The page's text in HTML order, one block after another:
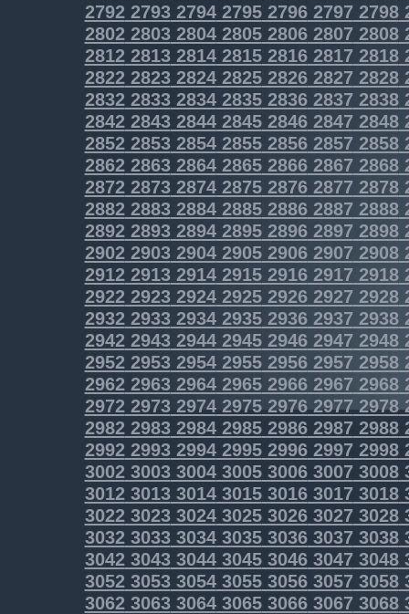
2792279327942795279627972798
2802280328042805280628072808
2812281328142815281628172818
282228232824282528262827 2828
283228332834283528362837 2838
284228432844284528462847 2848
285228532854285528562857 2858
286228632864286528662867 2868
287228732874287528762877 2878
288228832884288528862887 2888
289228932894289528962897 2898
290229032904290529062907 2908
291229132914291529162917 2918
292229232924292529262927 2928
293229332934293529362937 2938
294229432944294529462947 2948
295229532954295529562957 2958
296229632964296529662967 2968
2972297329742975297629772978
2982298329842985298629872988
2992299329942995299629972998
3002300330043005300630073008
3012301330143015301630173018
3022302330243025302630273028
3032303330343035303630373038
3042304330443045304630473048
3052305330543055305630573058
3062306330643065306630673068